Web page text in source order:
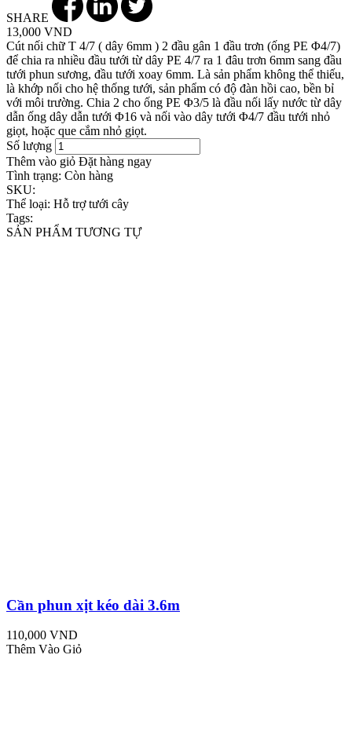
SHARE
13,000 VND
Cút nối chữ T 4/7 ( dây 6mm ) 2 đầu gân 1 đầu trơn (ống PE Φ4/7)
để chia ra nhiều đầu tưới từ dây PE 4/7 ra 1 đâu trơn 6mm sang đầu
tưới phun sương, đầu tưới xoay 6mm. Là sản phẩm không thể thiếu,
là khớp nối cho hệ thống tưới, sản phẩm có độ đàn hồi cao, bền bỉ
với môi trường. Chia 2 cho ống PE Φ3/5 là đầu nối lấy nước từ dây
dẫn ống dây dẫn tưới Φ16 và nối vào dây tưới Φ4/7 đầu tưới nhỏ
giọt, hoặc que cắm nhỏ giọt.
Số lượng
Thêm vào giỏ Đặt hàng ngay
Tình trạng: Còn hàng
SKU:
Thể loại: Hỗ trợ tưới cây
Tags:
SẢN PHẨM TƯƠNG TỰ
Cần phun xịt kéo dài 3.6m
110,000 VND
Thêm Vào Giỏ